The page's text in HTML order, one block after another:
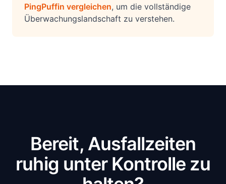
PingPuffin vergleichen, um die vollständige
Überwachungslandschaft zu verstehen.
Bereit, Ausfallzeiten
ruhig unter Kontrolle zu